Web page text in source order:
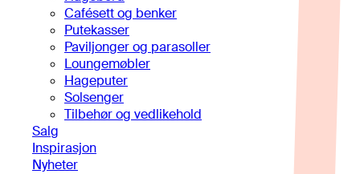
Cafésett og benker
Putekasser
Paviljonger og parasoller
Loungemøbler
Hageputer
Solsenger
Tilbehør og vedlikehold
Salg
Inspirasjon
Nyheter